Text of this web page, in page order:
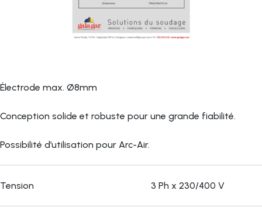
Électrode max. Ø8mm
Conception solide et robuste pour une grande fiabilité.
Possibilité d’utilisation pour Arc-Air.
Tension 3 Ph x 230/400 V